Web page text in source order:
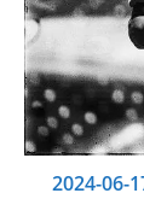
2024-06-